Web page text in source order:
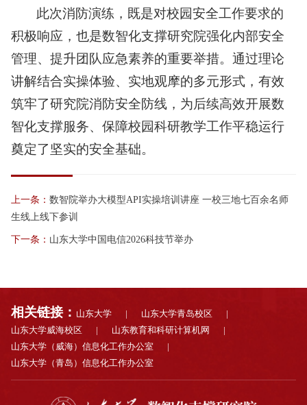
此次消防演练，既是对校园安全工作要求的
积极响应，也是数智化支撑研究院强化内部安全
管理、提升团队应急素养的重要举措。通过理论
讲解结合实操体验、实地观摩的多元形式，有效
筑牢了研究院消防安全防线，为后续高效开展数
智化支撑服务、保障校园科研教学工作平稳运行
奠定了坚实的安全基础。
上一条： 数智院举办大模型API实操培训讲座 一校三地七百余名师
生线上线下参训
下一条： 山东大学中国电信2026科技节举办
相关链接： 山东大学 | 山东大学青岛校区
|
山东大学威海校区
| 山东教育和科研计算机网
|
山东大学（威海）信息化工作办公室
|
山东大学（青岛）信息化工作办公室